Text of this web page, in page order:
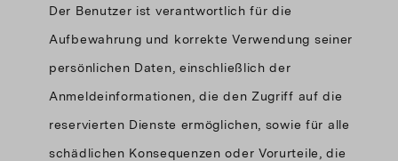
Der Benutzer ist verantwortlich für die
Aufbewahrung und korrekte Verwendung seiner
persönlichen Daten, einschließlich der
Anmeldeinformationen, die den Zugriff auf die
reservierten Dienste ermöglichen, sowie für alle
schädlichen Konsequenzen oder Vorurteile, die